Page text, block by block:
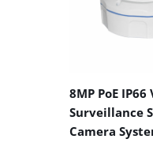
8MP PoE IP66
Surveillance
Camera